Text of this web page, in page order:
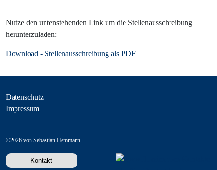
Nutze den untenstehenden Link um die Stellenausschreibung
herunterzuladen:
Download - Stellenausschreibung als PDF
Datenschutz
Impressum
©2026 von Sebastian Hemmann
Kontakt